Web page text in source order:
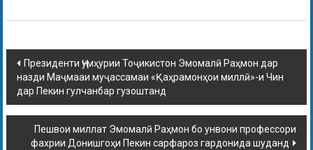
Президенти Ҷумҳурии Тоҷикистон Эмомалӣ Раҳмон дар
назди Маҷмааи муҷассамаи «Қаҳрамонҳои миллӣ»-и Чин
дар Пекин гулчанбар гузоштанд
Пешвои миллат Эмомалӣ Раҳмон бо унвони профессори
фахрии Донишгоҳи Пекин сарфароз гардонида шуданд